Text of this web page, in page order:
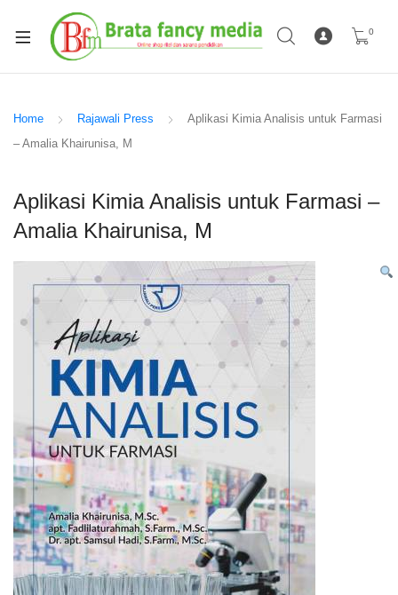
0
Home Rajawali Press
Aplikasi Kimia Analisis untuk Farmasi
– Amalia Khairunisa, M
Aplikasi Kimia Analisis untuk Farmasi –
Amalia Khairunisa, M